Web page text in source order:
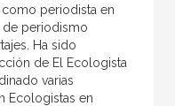
periodista en
de periodismo
Ha sido
de El Ecologista
varias
Ecologistas en